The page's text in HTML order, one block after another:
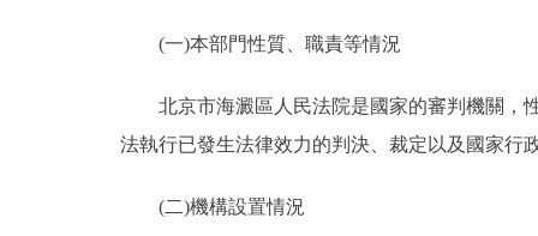
(一)本部門性質、職責等情況
北京市海澱區人民法院是國家的審判機關，性
法執行已發生法律效力的判決、裁定以及國家行
(二)機構設置情況